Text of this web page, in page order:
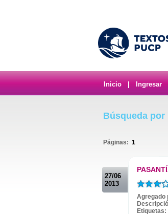
Inicio Ingresar
Búsqueda por
Páginas: 1
27/06
2013
Agregado
Etiquetas: